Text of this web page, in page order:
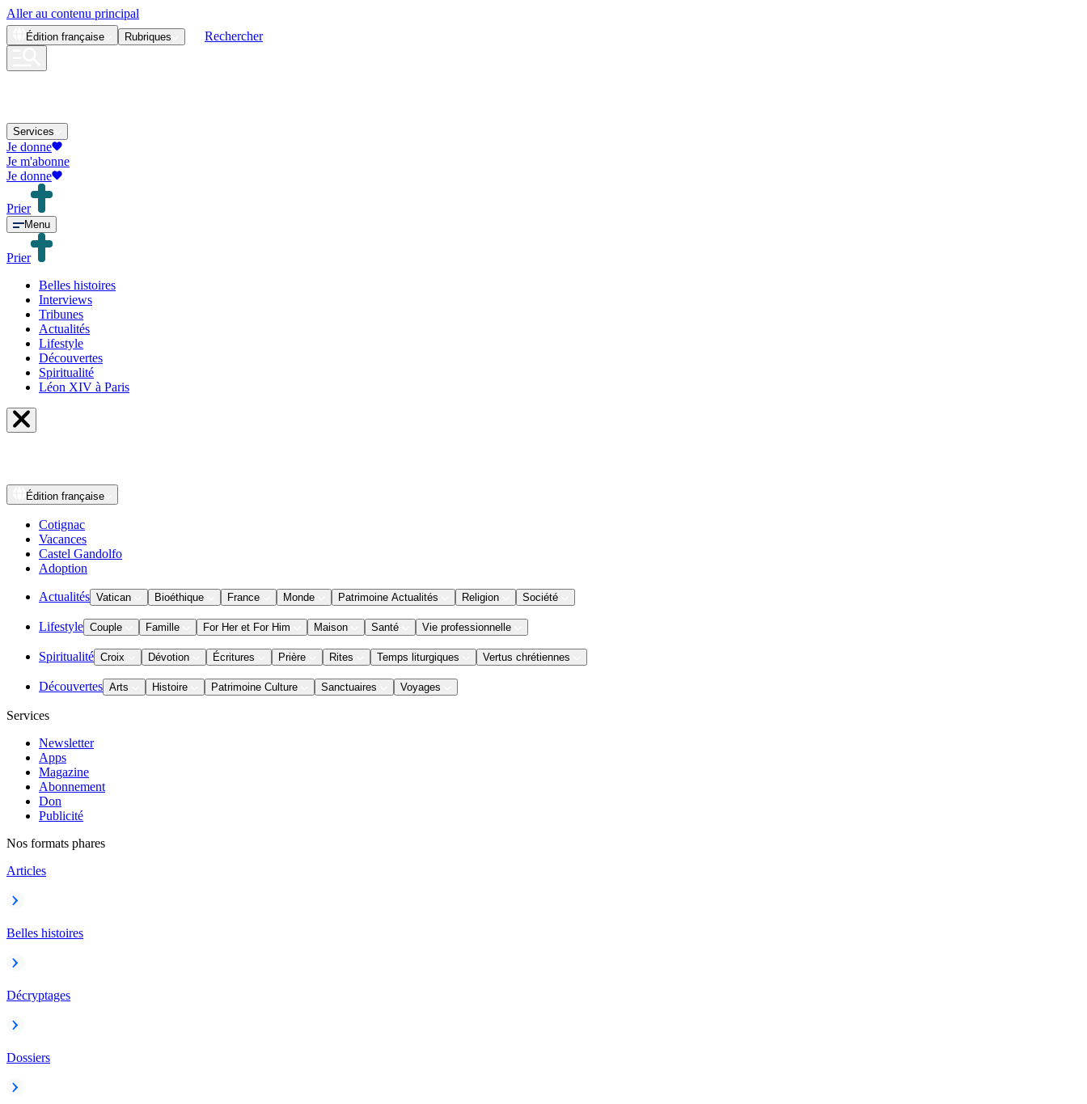
Aller au contenu principal
Édition française Rubriques Rechercher
Services
Je donne
Je m'abonne
Je donne
Prier
Menu
Prier
Belles histoires
Interviews
Tribunes
Actualités
Lifestyle
Découvertes
Spiritualité
Léon XIV à Paris
Édition française
Cotignac
Vacances
Castel Gandolfo
Adoption
Actualités Vatican Bioéthique France Monde Patrimoine Actualités Religion Société
Lifestyle Couple Famille For Her et For Him Maison Santé Vie professionnelle
Spiritualité Croix Dévotion Écritures Prière Rites Temps liturgiques Vertus chrétiennes
Découvertes Arts Histoire Patrimoine Culture Sanctuaires Voyages
Services
Newsletter
Apps
Magazine
Abonnement
Don
Publicité
Nos formats phares
Articles
Belles histoires
Décryptages
Dossiers